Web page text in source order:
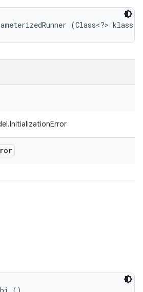
(Class<?> klass)